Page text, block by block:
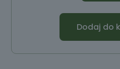
Dodaj do